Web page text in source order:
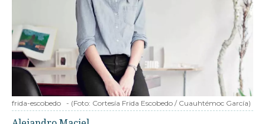
frida-escobedo - (Foto: Cortesía Frida Escobedo / Cuauhtémoc García)